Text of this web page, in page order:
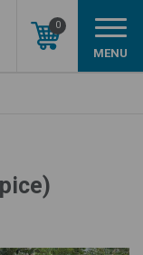
0
MENU